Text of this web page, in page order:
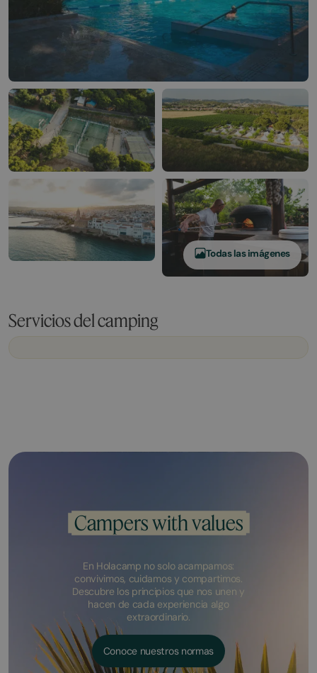
Todas las imágenes
Servicios del camping
Campers with values
En Holacamp no solo acampamos:
convivimos, cuidamos y compartimos.
Descubre los principios que nos unen y
hacen de cada experiencia algo
extraordinario.
Conoce nuestros normas